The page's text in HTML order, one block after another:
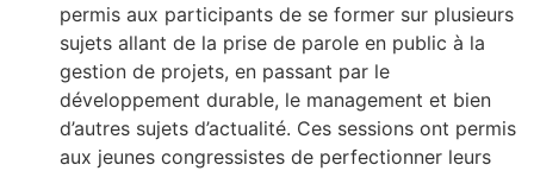
permis aux participants de se former sur plusieurs
sujets allant de la prise de parole en public à la
gestion de projets, en passant par le
développement durable, le management et bien
d’autres sujets d’actualité. Ces sessions ont permis
aux jeunes congressistes de perfectionner leurs